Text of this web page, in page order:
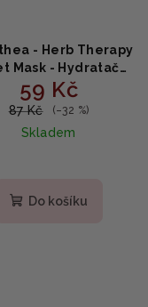
- Herb Therapy
Mask - Hydratační
látková maska s
heřmánkem 27g
59 Kč
87 Kč (–32 %)
Skladem
Do košíku